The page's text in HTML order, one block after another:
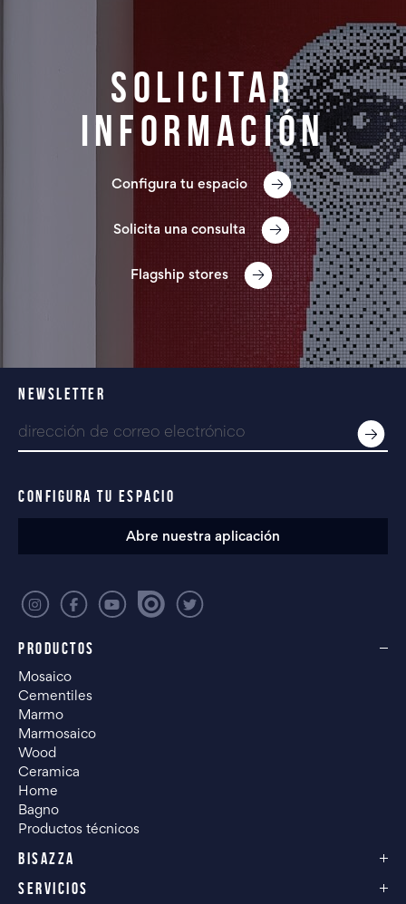
Solicitar
información
Configura tu espacio
Solicita una consulta
Flagship stores
PRODUCTOS
Mosaico
Cementiles
Marmo
Marmosaico
Wood
Ceramica
Home
Bagno
Productos técnicos
BISAZZA
SERVICIOS
NEWSLETTER
CONFIGURA TU ESPACIO
Abre nuestra aplicación